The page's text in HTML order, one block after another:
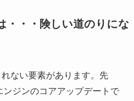
・・・険しい道のりにな
ない要素があります。先
ンジンのコアアップデートで